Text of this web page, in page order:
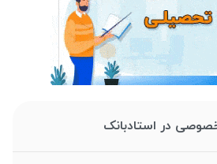
در استادبانک